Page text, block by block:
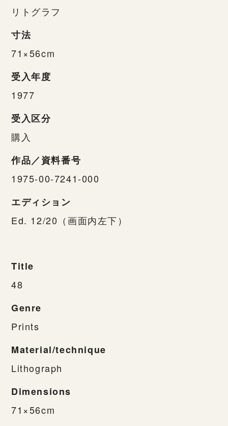
リトグラフ
寸法
71×56cm
受入年度
1977
受入区分
購入
作品／資料番号
1975-00-7241-000
エディション
Ed. 12/20（画面内左下）
Title
48
Genre
Prints
Material/technique
Lithograph
Dimensions
71×56cm